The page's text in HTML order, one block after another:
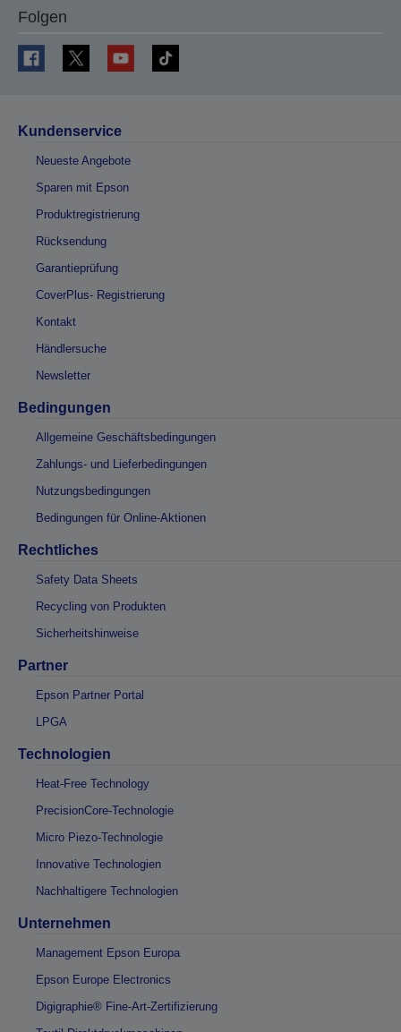
Folgen
Kundenservice
Neueste Angebote
Sparen mit Epson
Produktregistrierung
Rücksendung
Garantieprüfung
CoverPlus- Registrierung
Kontakt
Händlersuche
Newsletter
Bedingungen
Allgemeine Geschäftsbedingungen
Zahlungs- und Lieferbedingungen
Nutzungsbedingungen
Bedingungen für Online-Aktionen
Rechtliches
Safety Data Sheets
Recycling von Produkten
Sicherheitshinweise
Partner
Epson Partner Portal
LPGA
Technologien
Heat-Free Technology
PrecisionCore-Technologie
Micro Piezo-Technologie
Innovative Technologien
Nachhaltigere Technologien
Unternehmen
Management Epson Europa
Epson Europe Electronics
Digigraphie® Fine-Art-Zertifizierung